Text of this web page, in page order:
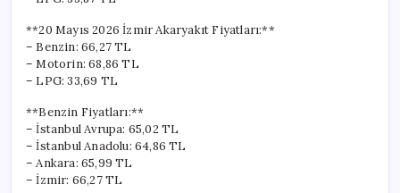
**20 Mayıs 2026 İzmir Akaryakıt Fiyatları:**
– Benzin: 66,27 TL
– Motorin: 68,86 TL
– LPG: 33,69 TL
**Benzin Fiyatları:**
– İstanbul Avrupa: 65,02 TL
– İstanbul Anadolu: 64,86 TL
– Ankara: 65,99 TL
– İzmir: 66,27 TL